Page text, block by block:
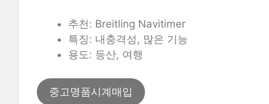
추천: Breitling Navitimer
특징: 내충격성, 많은 기능
용도: 등산, 여행
중고명품시계매입